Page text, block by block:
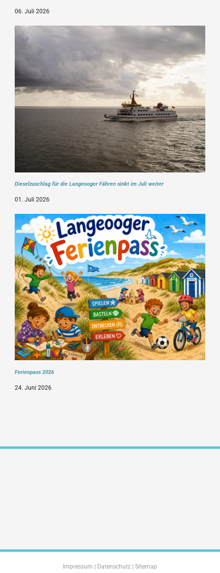
06. Juli 2026
Dieselzuschlag für die Langeooger Fähren sinkt im Juli weiter
01. Juli 2026
Ferienpass 2026
24. Juni 2026
Impressum | Datenschutz | Sitemap